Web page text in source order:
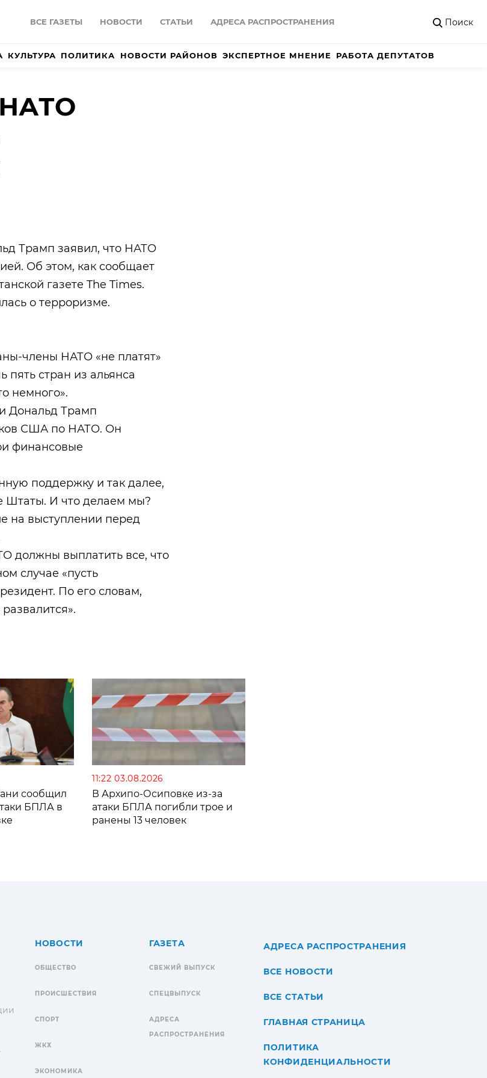
ВСЕ ГАЗЕТЫ НОВОСТИ СТАТЬИ АДРЕСА РАСПРОСТРАНЕНИЯ Поиск
КУЛЬТУРА ПОЛИТИКА НОВОСТИ РАЙОНОВ ЭКСПЕРТНОЕ МНЕНИЕ РАБОТА ДЕПУТАТОВ
Трамп заявил, что НАТО
Об этом, как сообщает
газете The Times.
о терроризме.
члены НАТО «не платят»
пять стран из альянса
немного».
Дональд Трамп
США по НАТО. Он
финансовые
поддержку и так далее,
Штаты. И что делаем мы?
на выступлении перед
должны выплатить все, что
случае «пусть
По его словам,
сообщил
БПЛА в
11:22 03.08.2026
В Архипо-Осиповке из-за
атаки БПЛА погибли трое и
ранены 13 человек
НОВОСТИ
ОБЩЕСТВО
ПРОИСШЕСТВИЯ
СПОРТ
ЖКХ
ЭКОНОМИКА
ГАЗЕТА
СВЕЖИЙ ВЫПУСК
СПЕЦВЫПУСК
АДРЕСА
РАСПРОСТРАНЕНИЯ
АДРЕСА РАСПРОСТРАНЕНИЯ
ВСЕ НОВОСТИ
ВСЕ СТАТЬИ
ГЛАВНАЯ СТРАНИЦА
ПОЛИТИКА
КОНФИДЕНЦИАЛЬНОСТИ